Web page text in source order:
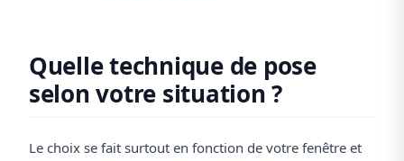
Quelle technique de pose
selon votre situation ?
Le choix se fait surtout en fonction de votre fenêtre et